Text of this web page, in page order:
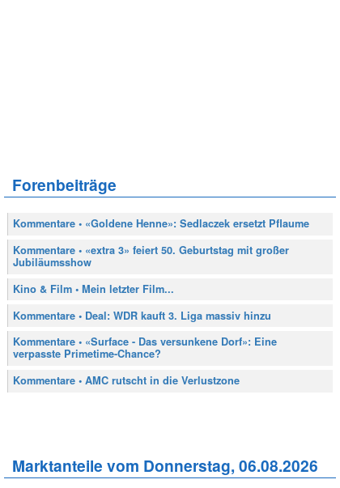
Forenbeiträge
Kommentare • «Goldene Henne»: Sedlaczek ersetzt Pflaume
Kommentare • «extra 3» feiert 50. Geburtstag mit großer
Jubiläumsshow
Kino & Film • Mein letzter Film...
Kommentare • Deal: WDR kauft 3. Liga massiv hinzu
Kommentare • «Surface - Das versunkene Dorf»: Eine
verpasste Primetime-Chance?
Kommentare • AMC rutscht in die Verlustzone
Marktanteile vom Donnerstag, 06.08.2026